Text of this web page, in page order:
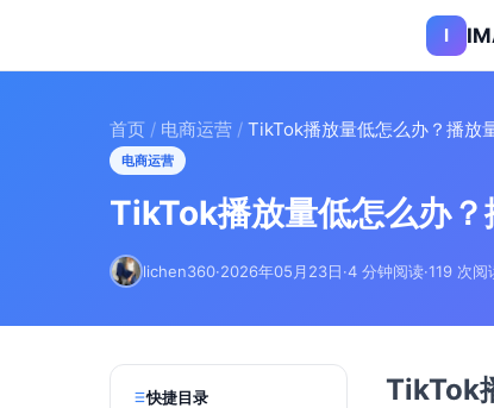
I
首页 / 电商运营 / TikTok播放量低怎么办？播放
电商运营
TikTok播放量低怎么办？
lichen360·2026年05月23日·4 分钟阅读·119 次阅
快捷目录 TikTok